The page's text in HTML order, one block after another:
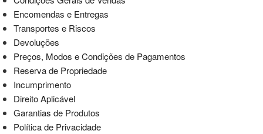
Encomendas e Entregas
Transportes e Riscos
Devoluções
Preços, Modos e Condições de Pagamentos
Reserva de Propriedade
Incumprimento
Direito Aplicável
Garantias de Produtos
Política de Privacidade